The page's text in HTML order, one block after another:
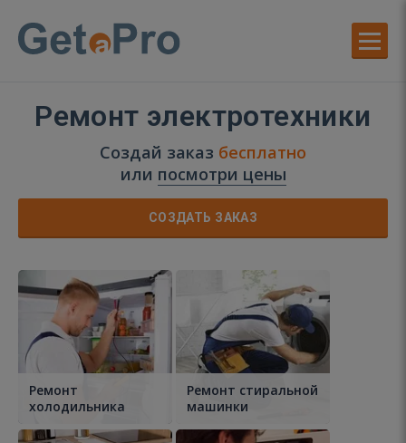
Ремонт электротехники
Создай заказ бесплатно
или посмотри цены
СОЗДАТЬ ЗАКАЗ
Ремонт
холодильника
Ремонт стиральной
машинки